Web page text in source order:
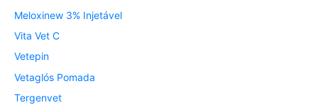
Meloxinew 3% Injetável
Vita Vet C
Vetepin
Vetaglós Pomada
Tergenvet